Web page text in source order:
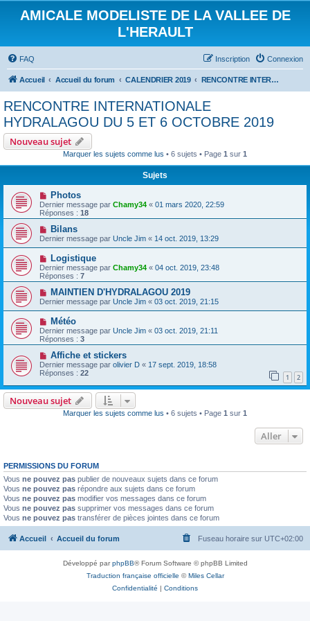
AMICALE MODELISTE DE LA VALLEE DE
L'HERAULT
FAQ Connexion
Inscription
Accueil Accueil du forum CALENDRIER 2019 RENCONTRE INTERNATIONALE HYDRALAGOU DU 5 ET 6 OCTOBRE 2019
RENCONTRE INTERNATIONALE
HYDRALAGOU DU 5 ET 6 OCTOBRE 2019
Nouveau sujet
Marquer les sujets comme lus • 6 sujets • Page 1 sur 1
Sujets
Photos
Dernier message par Chamy34 « 01 mars 2020, 22:59
Réponses : 18
Bilans
Dernier message par Uncle Jim « 14 oct. 2019, 13:29
Logistique
Dernier message par Chamy34 « 04 oct. 2019, 23:48
Réponses : 7
MAINTIEN D'HYDRALAGOU 2019
Dernier message par Uncle Jim « 03 oct. 2019, 21:15
Météo
Dernier message par Uncle Jim « 03 oct. 2019, 21:11
Réponses : 3
Affiche et stickers
Dernier message par olivier D « 17 sept. 2019, 18:58
Réponses : 22 1 2
Nouveau sujet
Marquer les sujets comme lus • 6 sujets • Page 1 sur 1
Aller
PERMISSIONS DU FORUM
Vous ne pouvez pas publier de nouveaux sujets dans ce forum
Vous ne pouvez pas répondre aux sujets dans ce forum
Vous ne pouvez pas modifier vos messages dans ce forum
Vous ne pouvez pas supprimer vos messages dans ce forum
Vous ne pouvez pas transférer de pièces jointes dans ce forum
Accueil Accueil du forum Fuseau horaire sur UTC+02:00
Développé parphpBB® Forum Software © phpBB Limited
Traduction française officielle ©Miles Cellar
Confidentialité | Conditions